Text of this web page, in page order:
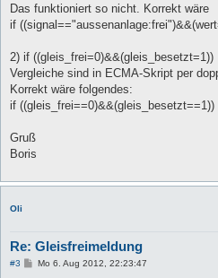
Das funktioniert so nicht. Korrekt wäre
if
2) if ((gleis_frei=0)&&(gleis_besetzt=1))
Vergleiche sind in ECMA-Skript per
Korrekt wäre folgendes:
if ((gleis_frei==0)&&(gleis_besetzt==1))
Gruß
Boris
Oli
Re: Gleisfreimeldung
#3
BMo 6. Aug 2012, 22:23:47